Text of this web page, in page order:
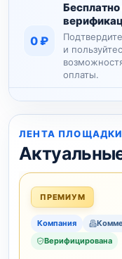
Бесплатно
0 ₽
и
оплаты.
ЛЕНТА ПЛОЩАДКИ
ПРЕМИУМ
Компания
Верифицирована